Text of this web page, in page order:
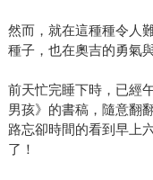
然而，就在這種種令人
種子，也在奧吉的勇氣
前天忙完睡下時，已經
男孩》的書稿，隨意翻
路忘卻時間的看到早上
了！